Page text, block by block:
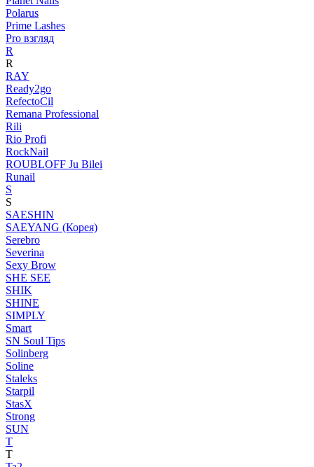
Polarus
Prime Lashes
Pro взгляд
R
R
RAY
Ready2go
RefectoCil
Remana Professional
Rili
Rio Profi
RockNail
ROUBLOFF Ju Bilei
Runail
S
S
SAESHIN
SAEYANG (Корея)
Serebro
Severina
Sexy Brow
SHE SEE
SHIK
SHINE
SIMPLY
Smart
SN Soul Tips
Solinberg
Soline
Staleks
Starpil
StasX
Strong
SUN
T
T